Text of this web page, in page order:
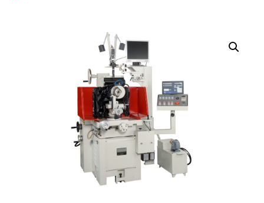
หมวดสินค้าที่สนใจ :
รายละเอียดเพิ่มเติม :